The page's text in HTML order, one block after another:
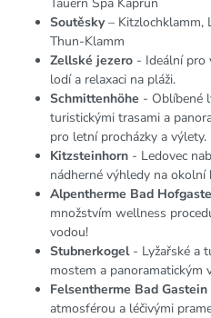
Soutěsky– Kitzlochklamm,
Thun-Klamm
Zellské jezero - Ideální pro
lodí a relaxaci na pláži.
Schmittenhöhe - Oblíbené
turistickými trasami a
pro letní procházky a výlety.
Kitzsteinhorn - Ledovec
nádherné výhledy na
Alpentherme Bad
množstvím wellness
vodou!
Stubnerkogel- Lyžařské a
mostem a panoramatickým
Felsentherme Bad Gastein
atmosférou a léčivými